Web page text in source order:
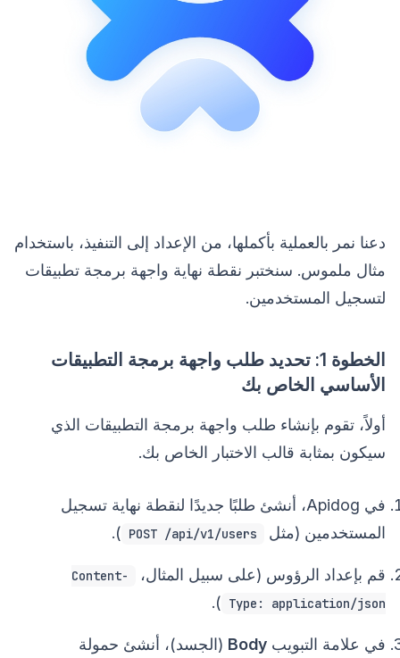
دعنا نمر بالعملية بأكملها، من الإعداد إلى التنفيذ، باستخدام
مثال ملموس. سنختبر نقطة نهاية واجهة برمجة تطبيقات
لتسجيل المستخدمين.
الخطوة 1: تحديد طلب واجهة برمجة التطبيقات
الأساسي الخاص بك
أولاً، تقوم بإنشاء طلب واجهة برمجة التطبيقات الذي
سيكون بمثابة قالب الاختبار الخاص بك.
في Apidog، أنشئ طلبًا جديدًا لنقطة نهاية تسجيل
المستخدمين (مثل
POST /api/v1/users
).
قم بإعداد الرؤوس (على سبيل المثال،
Content-
Type: application/json
).
في علامة التبويب Body (الجسد)، أنشئ حمولة